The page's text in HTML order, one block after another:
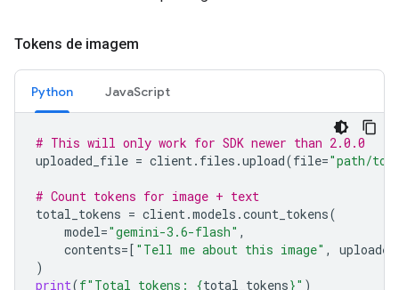
Tokens de imagem
Python JavaScript
# This will only work for SDK newer than 2.0.0
uploaded_file = client. files .upload(file="path/to/
# Count tokens for image + text
total_tokens = client.models .count_tokens(
model="gemini-3.6-flash" ,
contents=[ "Tell me about this image" ,
)
print(f"Total tokens: {total_tokens}" )